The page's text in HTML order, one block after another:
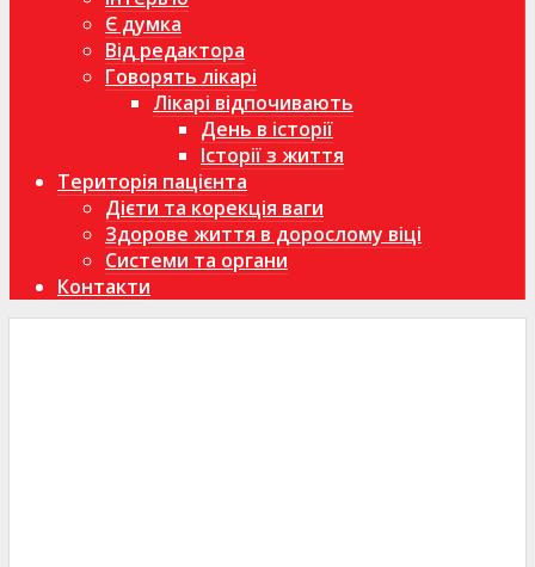
Є думка
Від редактора
Говорять лікарі
Лікарі відпочивають
День в історії
Історії з життя
Територія пацієнта
Дієти та корекція ваги
Здорове життя в дорослому віці
Системи та органи
Контакти